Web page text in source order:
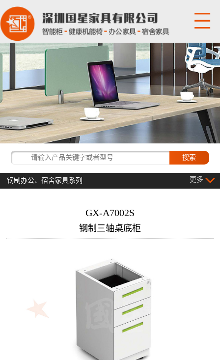
网站首页
关于国星
产品展示
国星资讯
更多
钢制办公、宿舍家具系列
GX-A7002S
钢制三轴桌底柜